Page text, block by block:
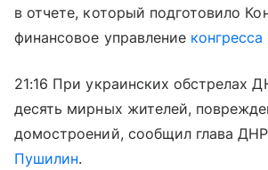
в отчете, который подготовило
финансовое управление
21:16 При украинских обстрелах
десять мирных жителей,
домостроений, сообщил глава ДНР
Пушилин.